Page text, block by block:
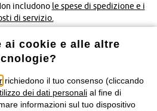
includono le spese di spedizione e i
di servizio.
Accessibilità
Diritto di recesso
ai cookie e alle altre
richiedono il tuo consenso (cliccando
dei dati personali al fine di
informazioni sul tuo dispositivo